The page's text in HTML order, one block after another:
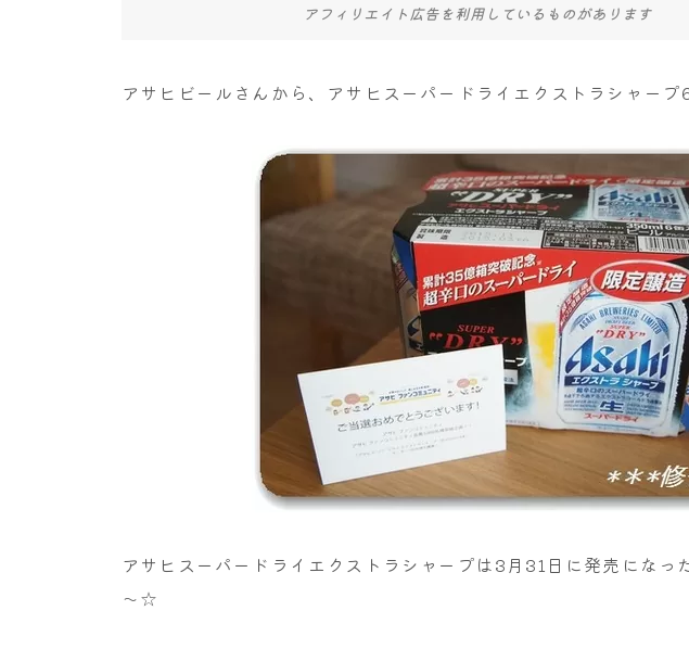
アフィリエイト広告を利用しているものがあります
アサヒビールさんから、アサヒスーパードライエクストラシャー
アサヒスーパードライエクストラシャープは3月31日に発売になっ
～☆